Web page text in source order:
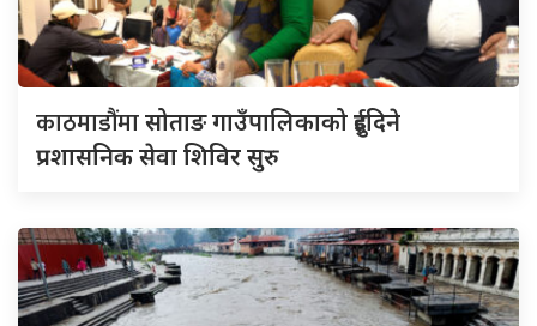
काठमाडौंमासोताङ गाउँपालिकाको दुईदिने
प्रशासनिक सेवा शिविर सुरु